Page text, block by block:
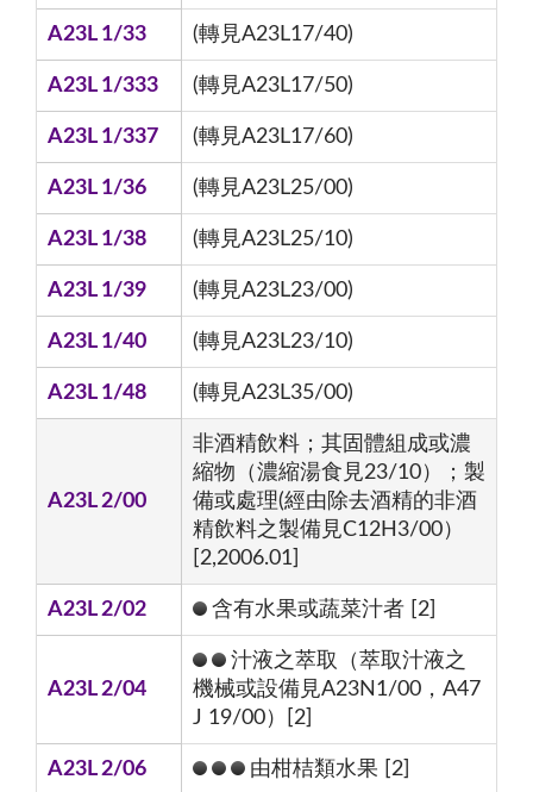
A23L 1/33 (轉見A23L17/40)
A23L 1/333 (轉見A23L17/50)
A23L 1/337 (轉見A23L17/60)
A23L 1/36 (轉見A23L25/00)
A23L 1/38 (轉見A23L25/10)
A23L 1/39 (轉見A23L23/00)
A23L 1/40 (轉見A23L23/10)
A23L 1/48 (轉見A23L35/00)
A23L 2/00
非酒精飲料；其固體組成或濃
縮物（濃縮湯食見23/10）；製
備或處理(經由除去酒精的非酒
精飲料之製備見C12H3/00）
[2,2006.01]
A23L 2/02 含有水果或蔬菜汁者 [2]
A23L 2/04
汁液之萃取（萃取汁液之
機械或設備見A23N1/00，A47
J 19/00）[2]
A23L 2/06 由柑桔類水果 [2]